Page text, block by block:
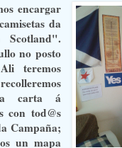
encargar
da
no posto
teremos
carta á
con tod@s
Campaña;
un mapa